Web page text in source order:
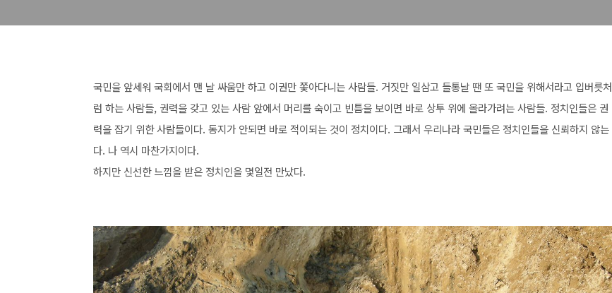
국민을 앞세워 국회에서 맨 날 싸움만 하고 이권만 쫓아다니는 사람들. 거짓만 일삼고 들통날 땐 또 국민을 위해서라고 입버릇처
럼 하는 사람들, 권력을 갖고 있는 사람 앞에서 머리를 숙이고 빈틈을 보이면 바로 상투 위에 올라가려는 사람들. 정치인들은 권
력을 잡기 위한 사람들이다. 동지가 안되면 바로 적이되는 것이 정치이다. 그래서 우리나라 국민들은 정치인들을 신뢰하지 않는
다. 나 역시 마찬가지이다.
하지만 신선한 느낌을 받은 정치인을 몇일전 만났다.